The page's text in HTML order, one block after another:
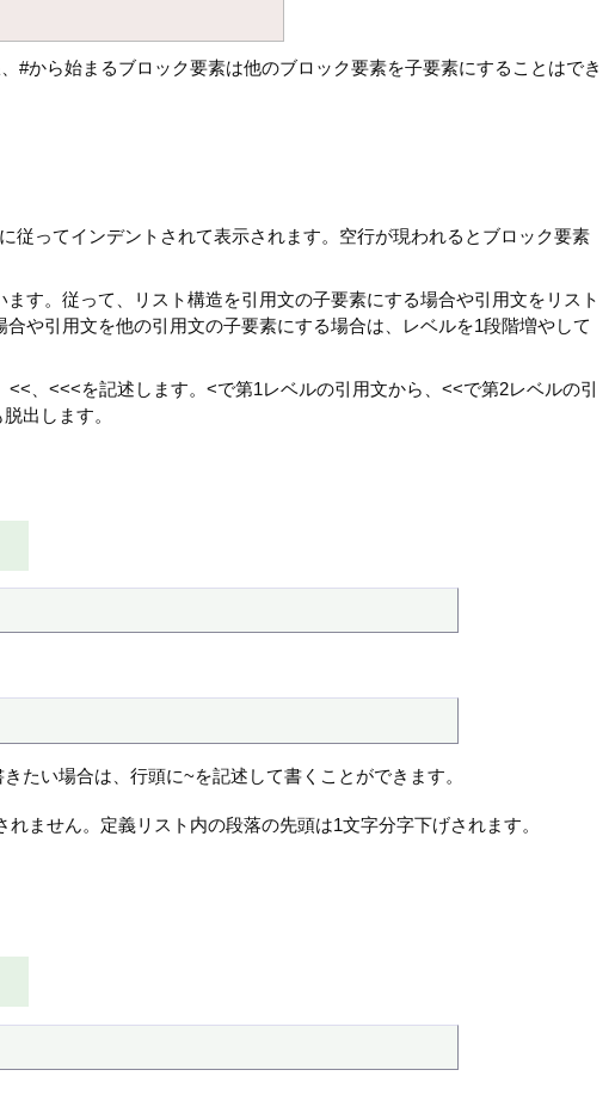
から始まるブロック要素は他のブロック要素を子要素にすることはでき
従ってインデントされて表示されます。空行が現われるとブロック要素
す。従って、リスト構造を引用文の子要素にする場合や引用文をリスト
や引用文を他の引用文の子要素にする場合は、レベルを1段階増やして
、<<<を記述します。<で第1レベルの引用文から、<<で第2レベルの引
出します。
たい場合は、行頭に~を記述して書くことができます。
ません。定義リスト内の段落の先頭は1文字分字下げされます。